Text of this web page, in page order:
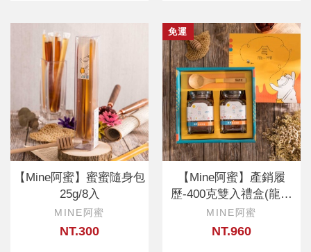
【Mine阿蜜】蜜蜜隨身包
25g/8入
MINE阿蜜
NT.300
免運
【Mine阿蜜】產銷履
歷-400克雙入禮盒(龍眼
蜂蜜、荔枝
MINE阿蜜
NT.960